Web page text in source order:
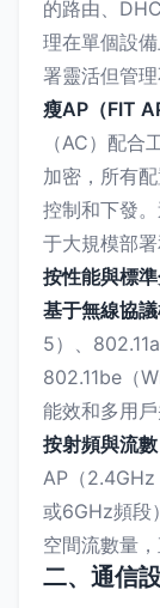
的路由、
理在單個設
署靈活但管理
瘦AP（FIT
（AC）配
加密，所有
控制和下發
于大規模部署
按性能與標
基于無線協
5）、
802.11be（
能效和多用戶
按射頻與流數
AP（
或6GHz頻段
空間流數量
二、通信